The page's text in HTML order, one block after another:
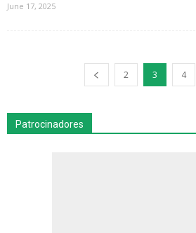
June 17, 2025
2 3 4
Patrocinadores